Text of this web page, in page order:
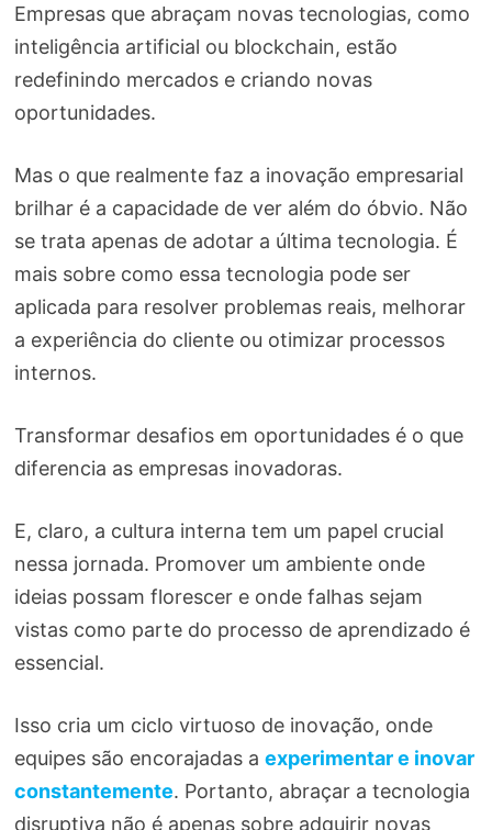
Empresas que abraçam novas tecnologias, como
inteligência artificial ou blockchain, estão
redefinindo mercados e criando novas
oportunidades.
Mas o que realmente faz a inovação empresarial
brilhar é a capacidade de ver além do óbvio. Não
se trata apenas de adotar a última tecnologia. É
mais sobre como essa tecnologia pode ser
aplicada para resolver problemas reais, melhorar
a experiência do cliente ou otimizar processos
internos.
Transformar desafios em oportunidades é o que
diferencia as empresas inovadoras.
E, claro, a cultura interna tem um papel crucial
nessa jornada. Promover um ambiente onde
ideias possam florescer e onde falhas sejam
vistas como parte do processo de aprendizado é
essencial.
Isso cria um ciclo virtuoso de inovação, onde
equipes são encorajadas a experimentar e inovar
constantemente. Portanto, abraçar a tecnologia
disruptiva não é apenas sobre adquirir novas